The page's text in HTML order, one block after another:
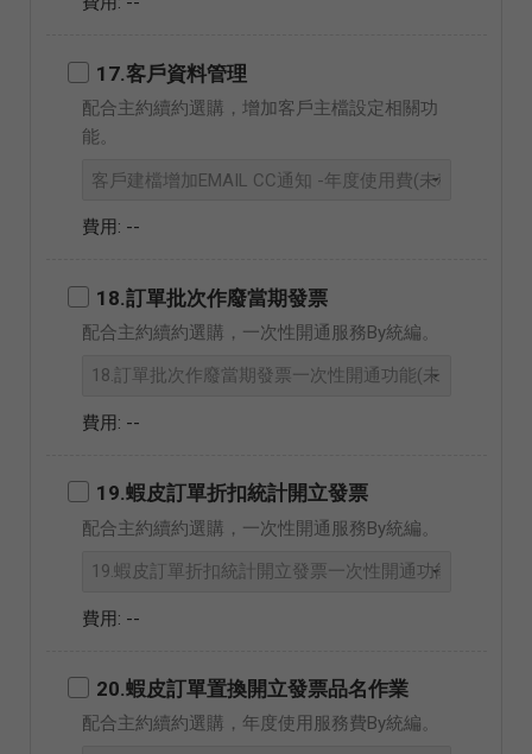
17.客戶資料管理
配合主約續約選購，增加客戶主檔設定相關功
能。
--
18.訂單批次作廢當期發票
配合主約續約選購，一次性開通服務By統編。
--
19.蝦皮訂單折扣統計開立發票
配合主約續約選購，一次性開通服務By統編。
--
20.蝦皮訂單置換開立發票品名作業
配合主約續約選購，年度使用服務費By統編。